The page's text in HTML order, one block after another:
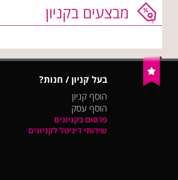
מבצעים בקניון
בעל קניון / חנות?
הוסף קניון
הוסף עסק
פרסום בקניונים
שירותי דיגיטל לקניונים